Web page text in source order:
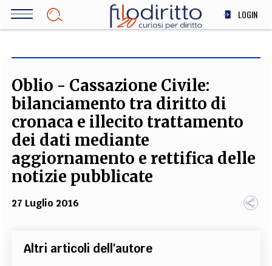
Salta
LOGIN
SOCIETÀ
MEDICINA
SCIENZA
STORIA E FILOSOFIA
INNOVAZIONE
ALTRO
FOTOGRAFI PARTNER COLLABORA CON NOI
Oblio - Cassazione Civile:
bilanciamento tra diritto di
cronaca e illecito trattamento
dei dati mediante
aggiornamento e rettifica delle
notizie pubblicate
27 Luglio 2016
Altri articoli dell'autore